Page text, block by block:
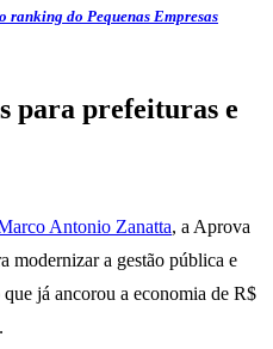
ranking do Pequenas Empresas
para prefeituras e
Antonio Zanatta, a Aprova
modernizar a gestão pública e
já ancorou a economia de R$